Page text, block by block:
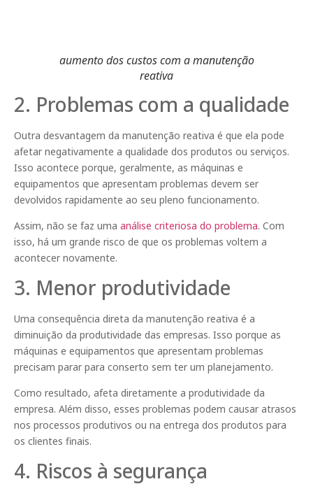
aumento dos custos com a manutenção
reativa
2. Problemas com a qualidade
Outra desvantagem da manutenção reativa é que ela pode
afetar negativamente a qualidade dos produtos ou serviços.
Isso acontece porque, geralmente, as máquinas e
equipamentos que apresentam problemas devem ser
devolvidos rapidamente ao seu pleno funcionamento.
Assim, não se faz uma análise criteriosa do problema. Com
isso, há um grande risco de que os problemas voltem a
acontecer novamente.
3. Menor produtividade
Uma consequência direta da manutenção reativa é a
diminuição da produtividade das empresas. Isso porque as
máquinas e equipamentos que apresentam problemas
precisam parar para conserto sem ter um planejamento.
Como resultado, afeta diretamente a produtividade da
empresa. Além disso, esses problemas podem causar atrasos
nos processos produtivos ou na entrega dos produtos para
os clientes finais.
4. Riscos à segurança